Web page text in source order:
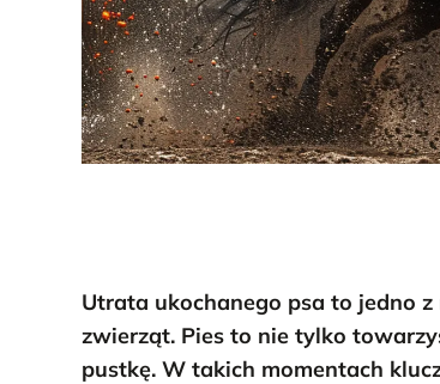
Utrata ukochanego psa to jedno
zwierząt. Pies to nie tylko
pustkę. W takich momentach